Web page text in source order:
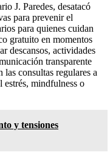
J. Paredes, desatacó
para prevenir el
para quienes cuidan
gratuito en momentos
descansos, actividades
transparente
consultas regulares a
estrés, mindfulness o
y tensiones